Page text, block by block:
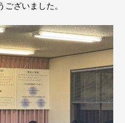
ざいました。